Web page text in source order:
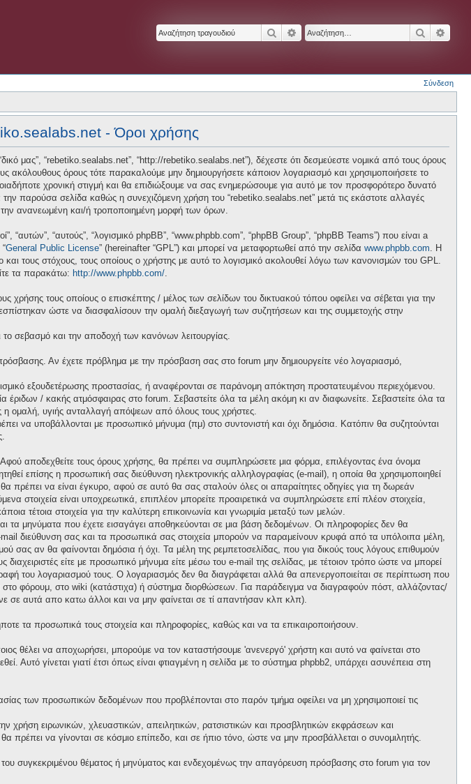
ΑναζήτησηΕιδική αναζήτηση
Σύνδεση
- Όροι χρήσης
μας”, “rebetiko.sealabs.net”, “http://rebetiko.sealabs.net”), δέχεστε ότι δεσμεύεστε νομικά από τους όρους
ακόλουθους όρους τότε παρακαλούμε μην δημιουργήσετε κάποιον λογαριασμό και χρησιμοποιήσετε το
χρονική στιγμή και θα επιδιώξουμε να σας ενημερώσουμε για αυτό με τον προσφορότερο δυνατό
παρούσα σελίδα καθώς η συνεχιζόμενη χρήση του “rebetiko.sealabs.net” μετά τις εκάστοτε αλλαγές
την ανανεωμένη και/ή τροποποιημένη μορφή των όρων.
“αυτών”, “αυτούς”, “λογισμικό phpBB”, “www.phpbb.com”, “phpBB Group”, “phpBB Teams”) που είναι a
General Public License” (hereinafter “GPL”) και μπορεί να μεταφορτωθεί από την σελίδα www.phpbb.com. Η
τους στόχους, τους οποίους ο χρήστης με αυτό το λογισμικό ακολουθεί λόγω των κανονισμών του GPL.
τα παρακάτω: http://www.phpbb.com/.
χρήσης τους οποίους ο επισκέπτης / μέλος των σελίδων του δικτυακού τόπου οφείλει να σέβεται για την
ώστε να διασφαλίσουν την ομαλή διεξαγωγή των συζητήσεων και της συμμετοχής στην
το σεβασμό και την αποδοχή των κανόνων λειτουργίας.
Αν έχετε πρόβλημα με την πρόσβαση σας στο forum μην δημιουργείτε νέο λογαριασμό,
εξουδετέρωσης προστασίας, ή αναφέρονται σε παράνομη απόκτηση προστατευμένου περιεχόμενου.
/ κακής ατμόσφαιρας στο forum. Σεβαστείτε όλα τα μέλη ακόμη κι αν διαφωνείτε. Σεβαστείτε όλα τα
ομαλή, υγιής ανταλλαγή απόψεων από όλους τους χρήστες.
να υποβάλλονται με προσωπικό μήνυμα (πμ) στο συντονιστή και όχι δημόσια. Κατόπιν θα συζητούνται
αποδεχθείτε τους όρους χρήσης, θα πρέπει να συμπληρώσετε μια φόρμα, επιλέγοντας ένα όνομα
επίσης η προσωπική σας διεύθυνση ηλεκτρονικής αλληλογραφίας (e-mail), η οποία θα χρησιμοποιηθεί
πρέπει να είναι έγκυρο, αφού σε αυτό θα σας σταλούν όλες οι απαραίτητες οδηγίες για τη δωρεάν
στοιχεία είναι υποχρεωτικά, επιπλέον μπορείτε προαιρετικά να συμπληρώσετε επί πλέον στοιχεία,
τέτοια στοιχεία για την καλύτερη επικοινωνία και γνωριμία μεταξύ των μελών.
τα μηνύματα που έχετε εισαγάγει αποθηκεύονται σε μια βάση δεδομένων. Οι πληροφορίες δεν θα
διεύθυνση σας και τα προσωπικά σας στοιχεία μπορούν να παραμείνουν κρυφά από τα υπόλοιπα μέλη,
σας αν θα φαίνονται δημόσια ή όχι. Τα μέλη της ρεμπετοσελίδας, που για δικούς τους λόγους επιθυμούν
είτε με προσωπικό μήνυμα είτε μέσω του e-mail της σελίδας, με τέτοιον τρόπο ώστε να μπορεί
του λογαριασμού τους. Ο λογαριασμός δεν θα διαγράφεται αλλά θα απενεργοποιείται σε περίπτωση που
φόρουμ, στο wiki (κατάστιχα) ή σύστημα διορθώσεων. Για παράδειγμα να διαγραφούν πόστ, αλλάζοντας/
σε αυτά απο κατω άλλοι και να μην φαίνεται σε τί απαντήσαν κλπ κλπ).
τα προσωπικά τους στοιχεία και πληροφορίες, καθώς και να τα επικαιροποιήσουν.
θέλει να αποχωρήσει, μπορούμε να τον καταστήσουμε 'ανενεργό' χρήστη και αυτό να φαίνεται στο
Αυτό γίνεται γιατί έτσι όπως είναι φτιαγμένη η σελίδα με το σύστημα phpbb2, υπάρχει ασυνέπεια στη
των προσωπικών δεδομένων που προβλέπονται στο παρόν τμήμα οφείλει να μη χρησιμοποιεί τις
χρήση ειρωνικών, χλευαστικών, απειλητικών, ρατσιστικών και προσβλητικών εκφράσεων και
να γίνονται σε κόσμιο επίπεδο, και σε ήπιο τόνο, ώστε να μην προσβάλλεται ο συνομιλητής.
συγκεκριμένου θέματος ή μηνύματος και ενδεχομένως την απαγόρευση πρόσβασης στο forum για τον